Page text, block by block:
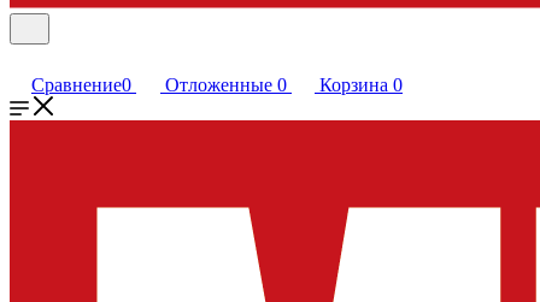
Сравнение0 Отложенные 0 Корзина 0